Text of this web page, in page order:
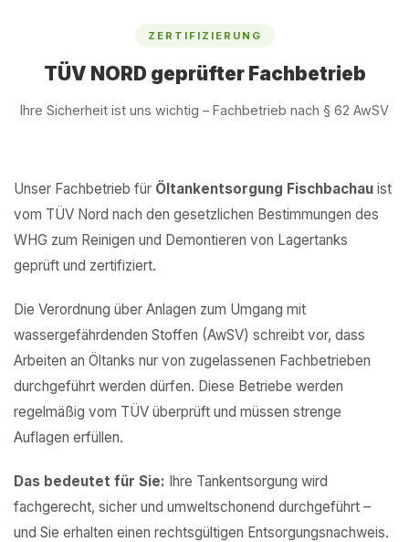
ZERTIFIZIERUNG
TÜV NORD geprüfter Fachbetrieb
Ihre Sicherheit ist uns wichtig – Fachbetrieb nach § 62 AwSV
Unser Fachbetrieb für Öltankentsorgung Fischbachau ist
vom TÜV Nord nach den gesetzlichen Bestimmungen des
WHG zum Reinigen und Demontieren von Lagertanks
geprüft und zertifiziert.
Die Verordnung über Anlagen zum Umgang mit
wassergefährdenden Stoffen (AwSV) schreibt vor, dass
Arbeiten an Öltanks nur von zugelassenen Fachbetrieben
durchgeführt werden dürfen. Diese Betriebe werden
regelmäßig vom TÜV überprüft und müssen strenge
Auflagen erfüllen.
Das bedeutet für Sie: Ihre Tankentsorgung wird
fachgerecht, sicher und umweltschonend durchgeführt –
und Sie erhalten einen rechtsgültigen Entsorgungsnachweis.